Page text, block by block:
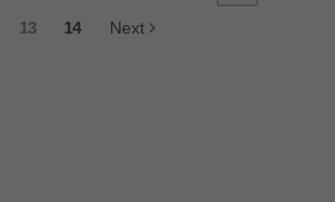
13 14 Next